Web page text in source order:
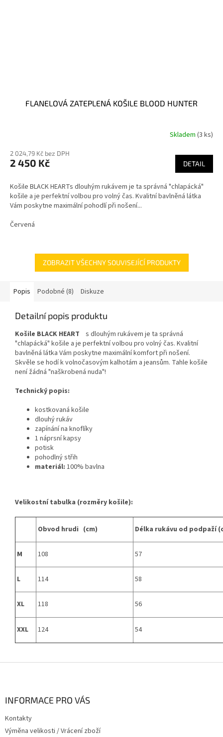
FLANELOVÁ ZATEPLENÁ KOŠILE BLOOD HUNTER
Skladem (3 ks)
2 024,79 Kč bez DPH
2 450 Kč DETAIL
Košile BLACK HEARTs dlouhým rukávem je ta správná "chlapácká"
košile a je perfektní volbou pro volný čas. Kvalitní bavlněná látka
Vám poskytne maximální pohodlí při nošení...
Červená
ZOBRAZIT VŠECHNY SOUVISEJÍCÍ PRODUKTY
Popis Podobné (8) Diskuze
Detailní popis produktu
Košile BLACK HEART s dlouhým rukávem je ta správná
"chlapácká" košile a je perfektní volbou pro volný čas. Kvalitní
bavlněná látka Vám poskytne maximální komfort při nošení.
Skvěle se hodí k volnočasovým kalhotám a jeansům. Tahle košile
není žádná "naškrobená nuda"!
Technický popis:
kostkovaná košile
dlouhý rukáv
zapínání na knoflíky
1 náprsní kapsy
potisk
pohodlný střih
materiál: 100% bavlna
Velikostní tabulka (rozměry košile):
Obvod hrudi (cm) Délka rukávu od podpaží
M 108 57
L 114 58
XL 118 56
XXL 124 54
INFORMACE PRO VÁS
Kontakty
Výměna velikosti / Vrácení zboží